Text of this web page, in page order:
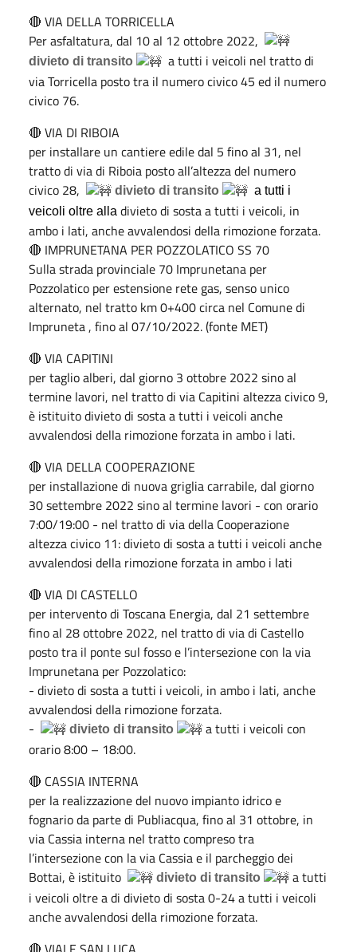
🔴 VIA DELLA TORRICELLA
Per asfaltatura, dal 10 al 12 ottobre 2022,
divieto di transito
a tutti i veicoli nel tratto di
via Torricella posto tra il numero civico 45 ed il numero
civico 76.
🔴 VIA DI RIBOIA
per installare un cantiere edile dal 5 fino al 31, nel
tratto di via di Riboia posto all’altezza del numero
civico 28,
divieto di transito
a tutti i
veicoli oltre alla divieto di sosta a tutti i veicoli, in
ambo i lati, anche avvalendosi della rimozione forzata.
🔴 IMPRUNETANA PER POZZOLATICO SS 70
Sulla strada provinciale 70 Imprunetana per
Pozzolatico per estensione rete gas, senso unico
alternato, nel tratto km 0+400 circa nel Comune di
Impruneta , fino al 07/10/2022. (fonte MET)
🔴 VIA CAPITINI
per taglio alberi, dal giorno 3 ottobre 2022 sino al
termine lavori, nel tratto di via Capitini altezza civico 9,
è istituito divieto di sosta a tutti i veicoli anche
avvalendosi della rimozione forzata in ambo i lati.
🔴 VIA DELLA COOPERAZIONE
per installazione di nuova griglia carrabile, dal giorno
30 settembre 2022 sino al termine lavori - con orario
7:00/19:00 - nel tratto di via della Cooperazione
altezza civico 11: divieto di sosta a tutti i veicoli anche
avvalendosi della rimozione forzata in ambo i lati
🔴 VIA DI CASTELLO
per intervento di Toscana Energia, dal 21 settembre
fino al 28 ottobre 2022, nel tratto di via di Castello
posto tra il ponte sul fosso e l’intersezione con la via
Imprunetana per Pozzolatico:
- divieto di sosta a tutti i veicoli, in ambo i lati, anche
avvalendosi della rimozione forzata.
-
divieto di transito
a tutti i veicoli con
orario 8:00 – 18:00.
🔴 CASSIA INTERNA
per la realizzazione del nuovo impianto idrico e
fognario da parte di Publiacqua, fino al 31 ottobre, in
via Cassia interna nel tratto compreso tra
l’intersezione con la via Cassia e il parcheggio dei
Bottai, è istituito
divieto di transito
a tutti
i veicoli oltre a di divieto di sosta 0-24 a tutti i veicoli
anche avvalendosi della rimozione forzata.